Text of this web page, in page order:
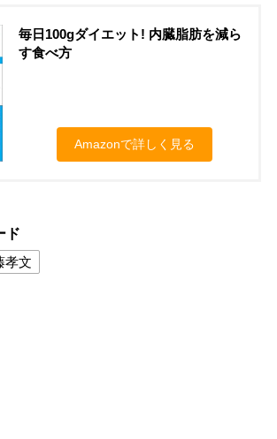
毎日100gダイエット! 内臓脂肪を減ら
す食べ方
Amazonで詳しく見る
ド
孝文